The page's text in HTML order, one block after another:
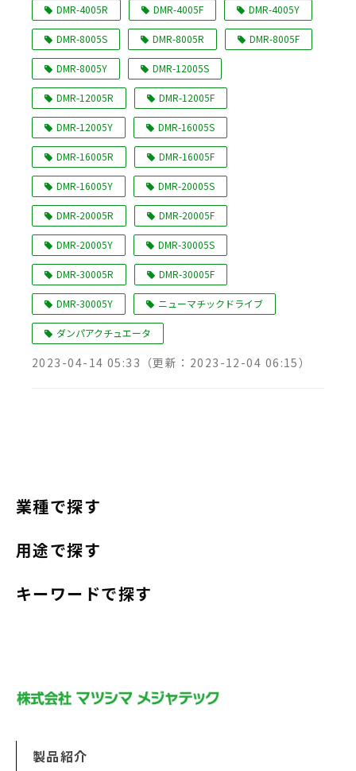
DMR-4005R DMR-4005F DMR-4005Y
DMR-8005S DMR-8005R DMR-8005F
DMR-8005Y DMR-12005S
DMR-12005R DMR-12005F
DMR-12005Y DMR-16005S
DMR-16005R DMR-16005F
DMR-16005Y DMR-20005S
DMR-20005R DMR-20005F
DMR-20005Y DMR-30005S
DMR-30005R DMR-30005F
DMR-30005Y ニューマチックドライブ
ダンパアクチュエータ
2023-04-14 05:33 （更新： 2023-12-04 06:15）
業種で探す
用途で探す
キーワードで探す
製品紹介